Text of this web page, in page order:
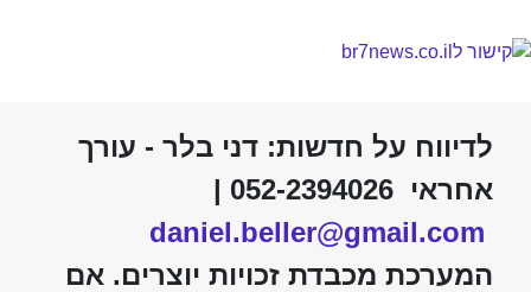
לדיווח על חדשות: דני בלר - עורך
אחראי 052-2394026 |
daniel.beller@gmail.com
המערכת מכבדת זכויות יוצרים. אם